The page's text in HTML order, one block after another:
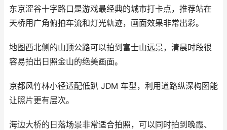
东京涩谷十字路口是游戏最经典的城市打卡点，推荐站在
天桥用广角俯拍车流和灯光轨迹，画面效果非常出彩。
地图西北侧的山顶公路可以拍到富士山远景，清晨时段很
容易拍出日照金山的绝美画面。
京都风竹林小径适配低趴 JDM 车型，利用道路纵深构图能
让照片更有层次。
海边大桥的日落场景非常适合拍照，可以同时拍到晚霞、